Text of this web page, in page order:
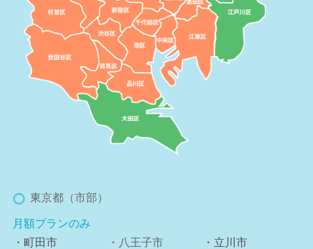
東京都（市部）
月額プランのみ
・町田市
・八王子市
・立川市